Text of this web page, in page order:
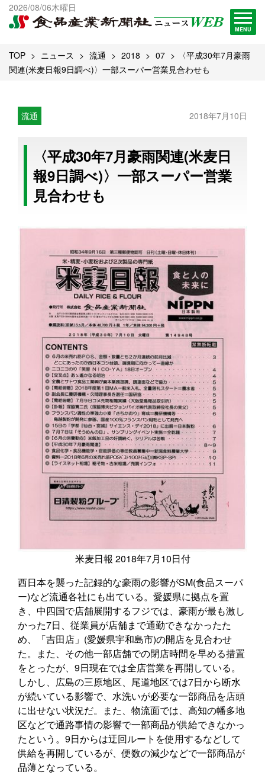
2026/08/06木曜日
MENU
出版物一覧へ
試読・購読申し込み
TOP ニュース 流通 2018 07
〈平成30年7月豪雨
関連(米麦日報9日調べ)〉一部スーパー営業見合わせも
流通 2018年7月10日
〈平成30年7月豪雨関連(米麦日
報9日調べ)〉一部スーパー営業
見合わせも
米麦日報 2018年7月10日付
西日本を襲った記録的な豪雨の影響がSM(食品スーパ
ー)など流通各社にも出ている。愛媛県に拠点を置
き、中四国で店舗展開するフジでは、豪雨が最も激し
かった7日、従業員が店舗まで通勤できなかったた
め、「吉田店」(愛媛県宇和島市)の開店を見合わせ
た。また、その他一部店舗での閉店時間を早める措置
をとったが、9日現在では全店営業を再開している。
しかし、広島の三原地区、尾道地区では7日から断水
が続いている影響で、水洗いが必要な一部商品を店頭
に出せない状況だ。また、物流面では、高知の幡多地
区などで通路事情の影響で一部商品が供給できなかっ
たという。9日からは迂回ルートを使用するなどして
供給を再開しているが、便数の減少などで一部商品が
品薄となっている。